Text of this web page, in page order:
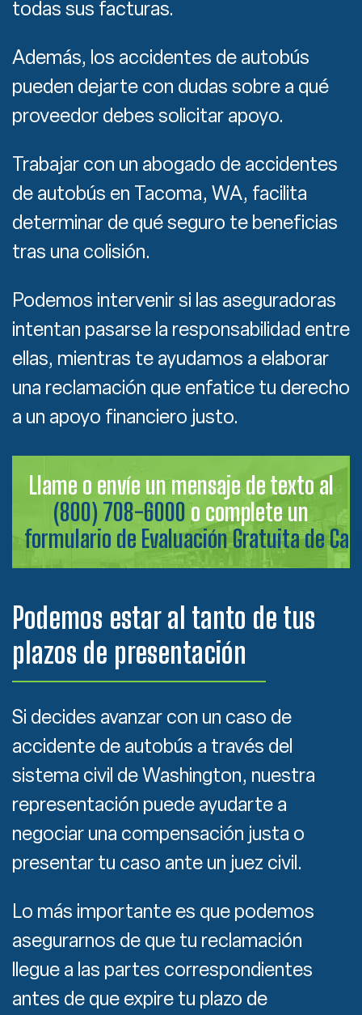
todas sus facturas.
Además, los accidentes de autobús
pueden dejarte con dudas sobre a qué
proveedor debes solicitar apoyo.
Trabajar con un abogado de accidentes
de autobús en Tacoma, WA, facilita
determinar de qué seguro te beneficias
tras una colisión.
Podemos intervenir si las aseguradoras
intentan pasarse la responsabilidad entre
ellas, mientras te ayudamos a elaborar
una reclamación que enfatice tu derecho
a un apoyo financiero justo.
Llame o envíe un mensaje de texto al
(800) 708-6000 o complete un
formulario de Evaluación Gratuita de
Podemos estar al tanto de tus
plazos de presentación
Si decides avanzar con un caso de
accidente de autobús a través del
sistema civil de Washington, nuestra
representación puede ayudarte a
negociar una compensación justa o
presentar tu caso ante un juez civil.
Lo más importante es que podemos
asegurarnos de que tu reclamación
llegue a las partes correspondientes
antes de que expire tu plazo de